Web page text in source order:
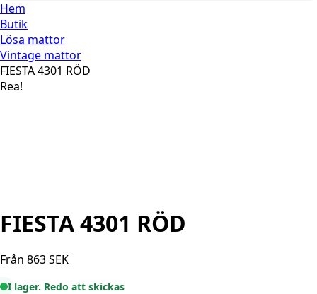
Hem
Butik
Lösa mattor
Vintage mattor
FIESTA 4301 RÖD
Rea!
FIESTA 4301 RÖD
Från 863SEK
I lager. Redo att skickas